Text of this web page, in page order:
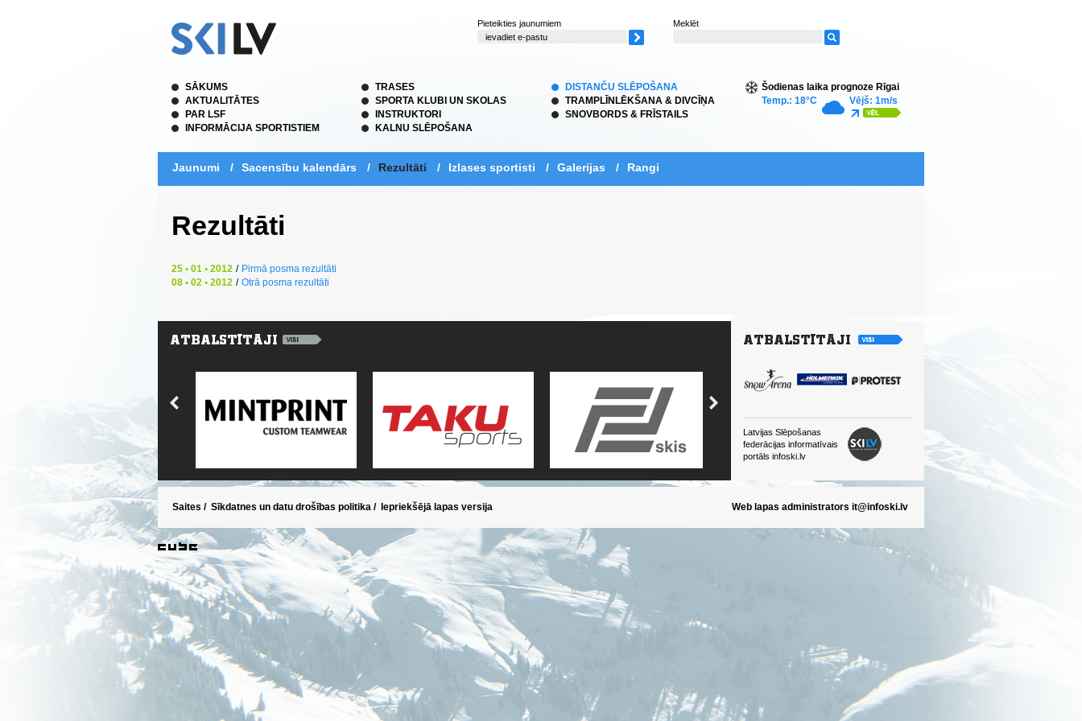
Pieteikties jaunumiem Meklēt
SĀKUMS
AKTUALITĀTES
PAR LSF
INFORMĀCIJA SPORTISTIEM
TRASES
SPORTA KLUBI UN SKOLAS
INSTRUKTORI
KALNU SLĒPOŠANA
DISTANČU SLĒPOŠANA
TRAMPLĪNLĒKŠANA & DIVCĪŅA
SNOVBORDS & FRĪSTAILS
Šodienas laika prognoze Rīgai
Temp.: 18°C
Vējš: 1m/s
Jaunumi / Sacensību kalendārs / Rezultāti / Izlases sportisti / Galerijas / Rangi
Rezultāti
25 • 01 • 2012 / Pirmā posma rezultāti
08 • 02 • 2012 / Otrā posma rezultāti
Latvijas Slēpošanas
federācijas informatīvais
portāls infoski.lv
Saites / Sīkdatnes un datu drošības politika / Iepriekšējā lapas versija Web lapas administrators it@infoski.lv